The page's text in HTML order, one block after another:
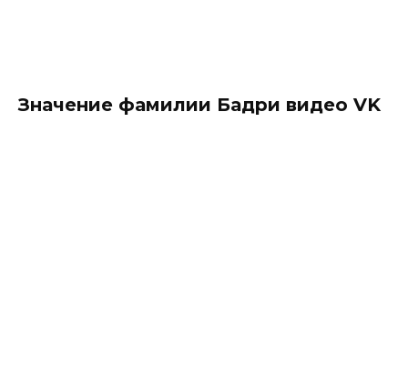
Значение фамилии Бадри видео VK